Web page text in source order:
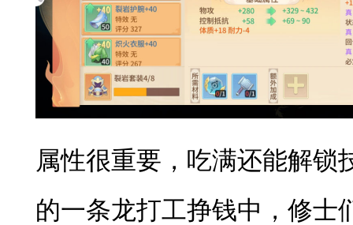
属性很重要，吃满还能解锁
的一条龙打工挣钱中，修士